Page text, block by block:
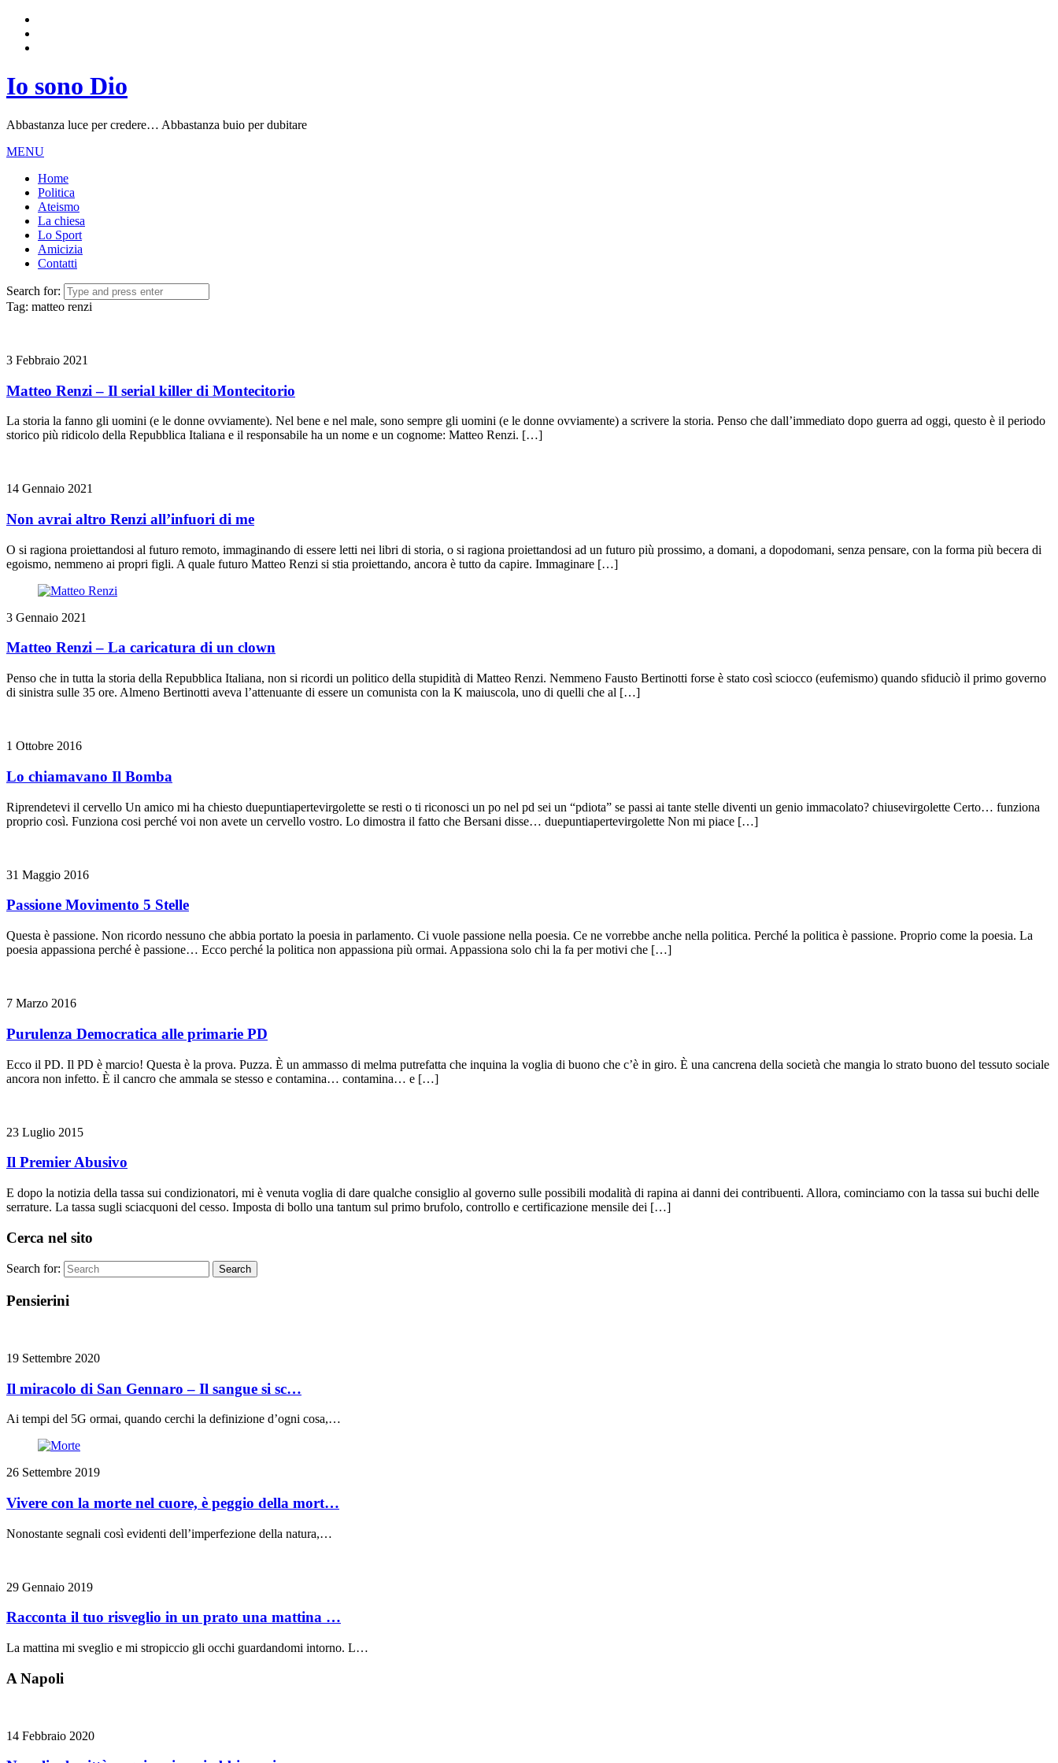
Io sono Dio
Abbastanza luce per credere… Abbastanza buio per dubitare
MENU
Home
Politica
Ateismo
La chiesa
Lo Sport
Amicizia
Contatti
Search for:
Tag: matteo renzi
3 Febbraio 2021
Matteo Renzi – Il serial killer di Montecitorio
La storia la fanno gli uomini (e le donne ovviamente). Nel bene e nel male, sono sempre gli uomini (e le donne ovviamente) a scrivere la storia. Penso che dall’immediato dopo guerra ad oggi, questo è il periodo
storico più ridicolo della Repubblica Italiana e il responsabile ha un nome e un cognome: Matteo Renzi. […]
14 Gennaio 2021
Non avrai altro Renzi all’infuori di me
O si ragiona proiettandosi al futuro remoto, immaginando di essere letti nei libri di storia, o si ragiona proiettandosi ad un futuro più prossimo, a domani, a dopodomani, senza pensare, con la forma più becera di
egoismo, nemmeno ai propri figli. A quale futuro Matteo Renzi si stia proiettando, ancora è tutto da capire. Immaginare […]
3 Gennaio 2021
Matteo Renzi – La caricatura di un clown
Penso che in tutta la storia della Repubblica Italiana, non si ricordi un politico della stupidità di Matteo Renzi. Nemmeno Fausto Bertinotti forse è stato così sciocco (eufemismo) quando sfiduciò il primo governo
di sinistra sulle 35 ore. Almeno Bertinotti aveva l’attenuante di essere un comunista con la K maiuscola, uno di quelli che al […]
1 Ottobre 2016
Lo chiamavano Il Bomba
Riprendetevi il cervello Un amico mi ha chiesto duepuntiapertevirgolette se resti o ti riconosci un po nel pd sei un “pdiota” se passi ai tante stelle diventi un genio immacolato? chiusevirgolette Certo… funziona
proprio così. Funziona cosi perché voi non avete un cervello vostro. Lo dimostra il fatto che Bersani disse… duepuntiapertevirgolette Non mi piace […]
31 Maggio 2016
Passione Movimento 5 Stelle
Questa è passione. Non ricordo nessuno che abbia portato la poesia in parlamento. Ci vuole passione nella poesia. Ce ne vorrebbe anche nella politica. Perché la politica è passione. Proprio come la poesia. La
poesia appassiona perché è passione… Ecco perché la politica non appassiona più ormai. Appassiona solo chi la fa per motivi che […]
7 Marzo 2016
Purulenza Democratica alle primarie PD
Ecco il PD. Il PD è marcio! Questa è la prova. Puzza. È un ammasso di melma putrefatta che inquina la voglia di buono che c’è in giro. È una cancrena della società che mangia lo strato buono del tessuto sociale
ancora non infetto. È il cancro che ammala se stesso e contamina… contamina… e […]
23 Luglio 2015
Il Premier Abusivo
E dopo la notizia della tassa sui condizionatori, mi è venuta voglia di dare qualche consiglio al governo sulle possibili modalità di rapina ai danni dei contribuenti. Allora, cominciamo con la tassa sui buchi delle
serrature. La tassa sugli sciacquoni del cesso. Imposta di bollo una tantum sul primo brufolo, controllo e certificazione mensile dei […]
Cerca nel sito
Search for: Search
Pensierini
19 Settembre 2020
Il miracolo di San Gennaro – Il sangue si sc…
Ai tempi del 5G ormai, quando cerchi la definizione d’ogni cosa,…
26 Settembre 2019
Vivere con la morte nel cuore, è peggio della mort…
Nonostante segnali così evidenti dell’imperfezione della natura,…
29 Gennaio 2019
Racconta il tuo risveglio in un prato una mattina …
La mattina mi sveglio e mi stropiccio gli occhi guardandomi intorno. L…
A Napoli
14 Febbraio 2020